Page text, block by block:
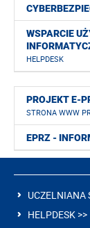
WSPARCIE
HELPDESK
PROJEKT E-
STRONA WWW
EPRZ -
UCZELNIANA
HELPDESK >>